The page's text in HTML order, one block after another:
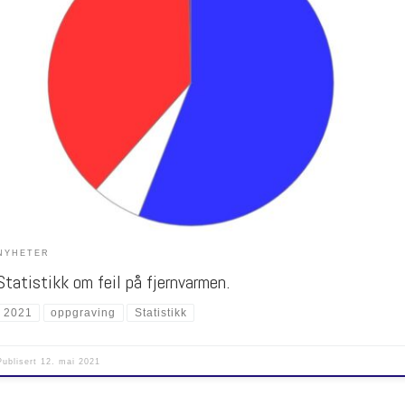
på 268 oppgravinger som er gjort de siste 2 årene. Feilene er fordelt på rør fra 1980
Fuktfeil beskrives ved vanninntrenging utenfra, altså gjennom Polyetylen plasten.
muffer, graveskader eller andre skader på rør forårsaket av 3.part.Lekkasje beskrives
fra medierøret. Under kategorien […]
om feil på fjernvarmen.
2021 oppgraving Statistikk
12. mai 2021